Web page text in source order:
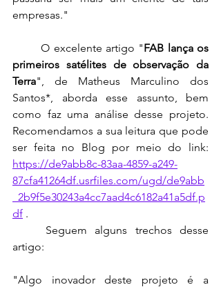
empresas."
	O excelente artigo "
FAB lança os
primeiros satélites de observação da
Terra", de Matheus Marculino dos
Santos*, aborda esse assunto, bem
como faz uma análise desse projeto.
Recomendamos a sua leitura que pode
https://de9abb8c-83aa-4859-a249-
87cfa41264df.usrfiles.com/ugd/de9abb
_2b9f5e30243a4cc7aad4c6182a41a5df.p
df .
artigo:
"Algo inovador deste projeto é a